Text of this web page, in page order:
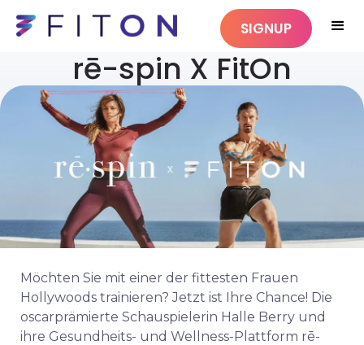
SIGNUP
rē-spin X FitOn
Möchten Sie mit einer der fittesten Frauen
Hollywoods trainieren? Jetzt ist Ihre Chance! Die
oscarprämierte Schauspielerin Halle Berry und
ihre Gesundheits- und Wellness-Plattform rē-